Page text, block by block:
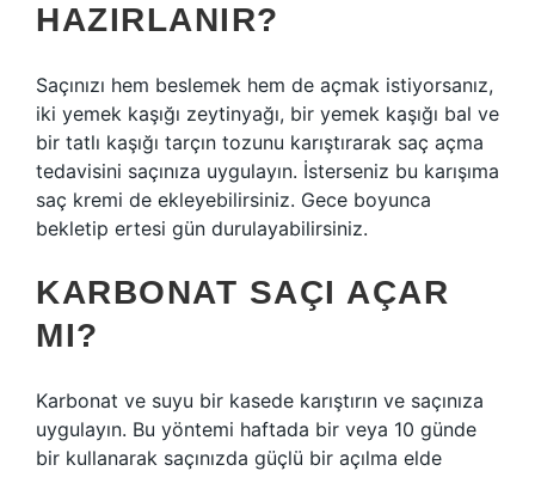
HAZIRLANIR?
Saçınızı hem beslemek hem de açmak istiyorsanız,
iki yemek kaşığı zeytinyağı, bir yemek kaşığı bal ve
bir tatlı kaşığı tarçın tozunu karıştırarak saç açma
tedavisini saçınıza uygulayın. İsterseniz bu karışıma
saç kremi de ekleyebilirsiniz. Gece boyunca
bekletip ertesi gün durulayabilirsiniz.
KARBONAT SAÇI AÇAR
MI?
Karbonat ve suyu bir kasede karıştırın ve saçınıza
uygulayın. Bu yöntemi haftada bir veya 10 günde
bir kullanarak saçınızda güçlü bir açılma elde